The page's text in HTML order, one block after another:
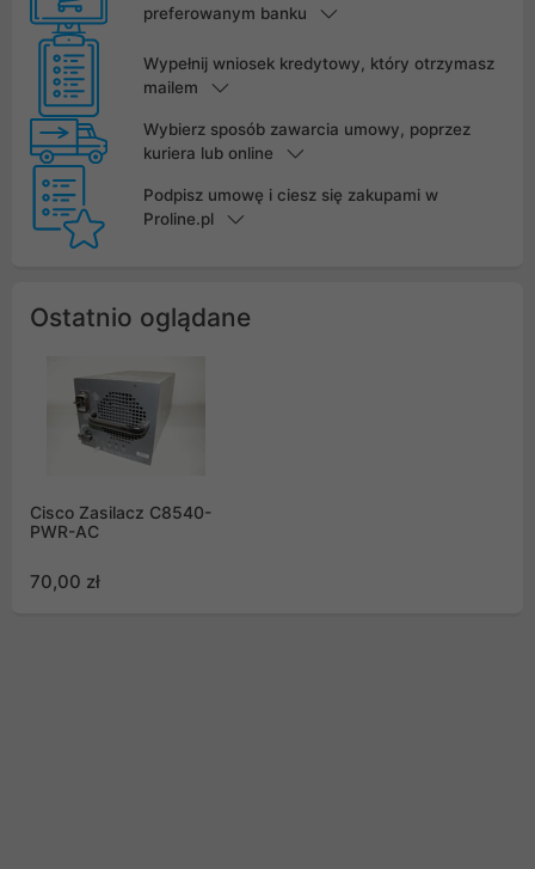
preferowanym banku
Wypełnij wniosek kredytowy, który otrzymasz
mailem
Wybierz sposób zawarcia umowy, poprzez
kuriera lub online
Podpisz umowę i ciesz się zakupami w
Proline.pl
Ostatnio oglądane
Cisco Zasilacz C8540-
PWR-AC
70,00 zł